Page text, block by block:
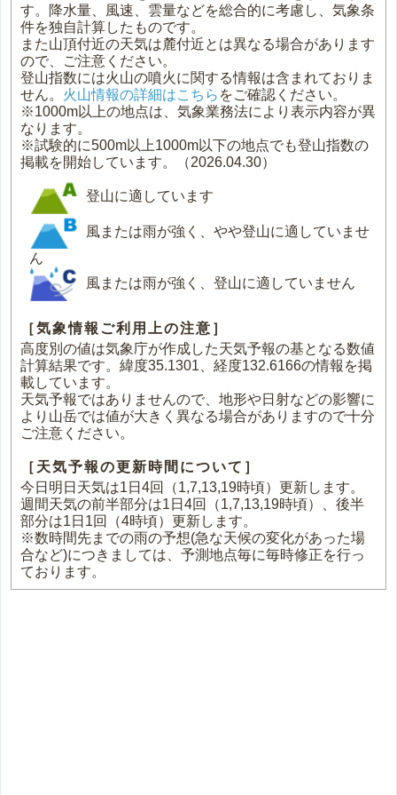
す。降水量、風速、雲量などを総合的に考慮し、気象条
件を独自計算したものです。
また山頂付近の天気は麓付近とは異なる場合があります
ので、ご注意ください。
登山指数には火山の噴火に関する情報は含まれておりま
せん。 火山情報の詳細はこちら をご確認ください。
※1000m以上の地点は、気象業務法により表示内容が異
なります。
※試験的に500m以上1000m以下の地点でも登山指数の
掲載を開始しています。（2026.04.30）
登山に適しています
風または雨が強く、やや登山に適していませ
ん
風または雨が強く、登山に適していません
［気象情報ご利用上の注意］
高度別の値は気象庁が作成した天気予報の基となる数値
計算結果です。緯度35.1301、経度132.6166の情報を掲
載しています。
天気予報ではありませんので、地形や日射などの影響に
より山岳では値が大きく異なる場合がありますので十分
ご注意ください。
［天気予報の更新時間について］
今日明日天気は1日4回（1,7,13,19時頃）更新します。
週間天気の前半部分は1日4回（1,7,13,19時頃）、後半
部分は1日1回（4時頃）更新します。
※数時間先までの雨の予想(急な天候の変化があった場
合など)につきましては、予測地点毎に毎時修正を行っ
ております。